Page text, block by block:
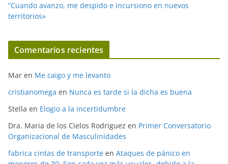
“Cuando avanzo, me despido e incursiono en nuevos
territorios»
Comentarios recientes
Mar en Me caigo y me levanto
cristianomega en Nunca es tarde si la dicha es buena
Stella en Elogio a la incertidumbre
Dra. Maria de los Cielos Rodriguez en Primer Conversatorio
Organizacional de Masculinidades
fabrica cintas de transporte en Ataques de pánico en